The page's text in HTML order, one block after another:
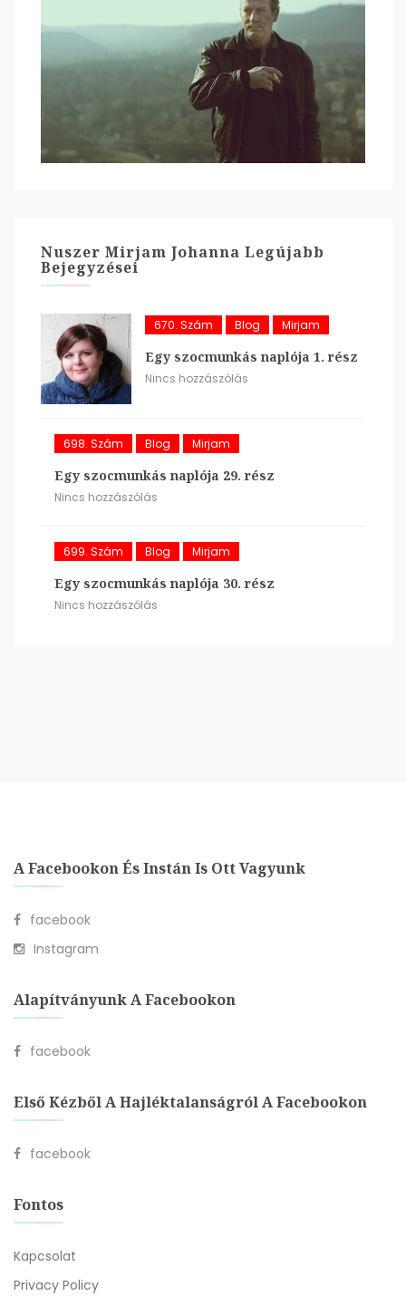
Nuszer Mirjam Johanna Legújabb
Bejegyzései
670. Szám Blog Mirjam
Egy szocmunkás naplója 1. rész
Nincs hozzászólás
698. Szám Blog Mirjam
Egy szocmunkás naplója 29. rész
Nincs hozzászólás
699. Szám Blog Mirjam
Egy szocmunkás naplója 30. rész
Nincs hozzászólás
A Facebookon És Instán Is Ott Vagyunk
facebook
Instagram
Alapítványunk A Facebookon
facebook
Első Kézből A Hajléktalanságról A Facebookon
facebook
Fontos
Kapcsolat
Privacy Policy